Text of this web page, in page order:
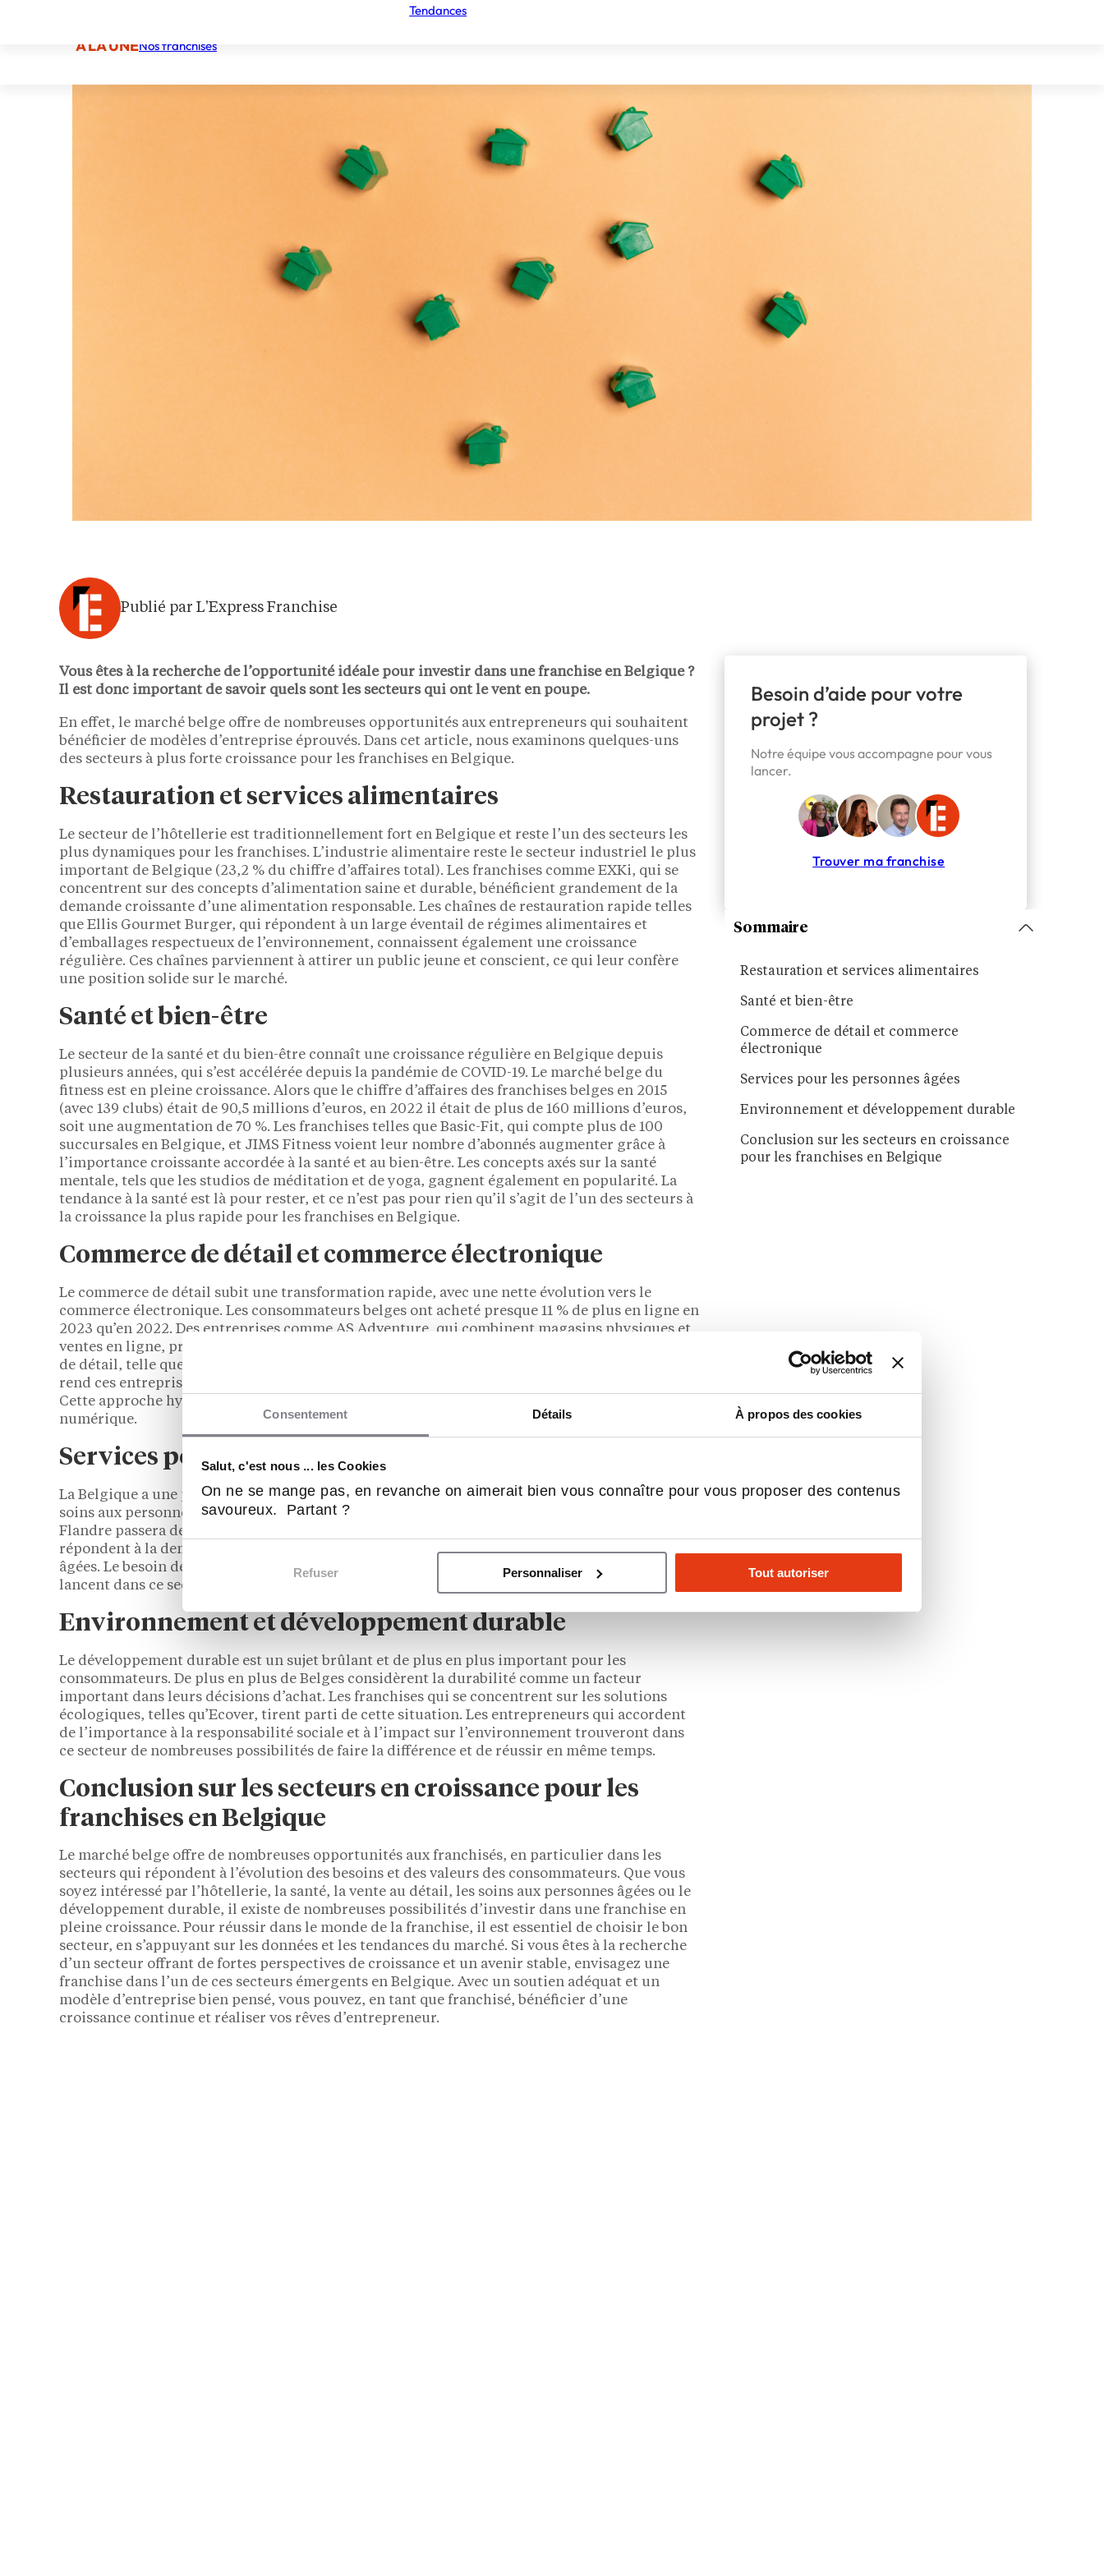
Consentement Détails À propos des cookies
Salut, c'est nous ... les Cookies
On ne se mange pas, en revanche on aimerait bien vous connaître pour vous proposer des contenus
savoureux. Partant ?
Refuser Personnaliser Tout autoriser
À LA UNENos franchises
Tendances
Publié par L'Express Franchise
Vous êtes à la recherche de l’opportunité idéale pour investir dans une franchise en Belgique ?
Il est donc important de savoir quels sont les secteurs qui ont le vent en poupe.
En effet, le marché belge offre de nombreuses opportunités aux entrepreneurs qui souhaitent
bénéficier de modèles d’entreprise éprouvés. Dans cet article, nous examinons quelques-uns
des secteurs à plus forte croissance pour les franchises en Belgique.
Restauration et services alimentaires
Le secteur de l’hôtellerie est traditionnellement fort en Belgique et reste l’un des secteurs les
plus dynamiques pour les franchises. L’industrie alimentaire reste le secteur industriel le plus
important de Belgique (23,2 % du chiffre d’affaires total). Les franchises comme EXKi, qui se
concentrent sur des concepts d’alimentation saine et durable, bénéficient grandement de la
demande croissante d’une alimentation responsable. Les chaînes de restauration rapide telles
que Ellis Gourmet Burger, qui répondent à un large éventail de régimes alimentaires et
d’emballages respectueux de l’environnement, connaissent également une croissance
régulière. Ces chaînes parviennent à attirer un public jeune et conscient, ce qui leur confère
une position solide sur le marché.
Santé et bien-être
Le secteur de la santé et du bien-être connaît une croissance régulière en Belgique depuis
plusieurs années, qui s’est accélérée depuis la pandémie de COVID-19. Le marché belge du
fitness est en pleine croissance. Alors que le chiffre d’affaires des franchises belges en 2015
(avec 139 clubs) était de 90,5 millions d’euros, en 2022 il était de plus de 160 millions d’euros,
soit une augmentation de 70 %. Les franchises telles que Basic-Fit, qui compte plus de 100
succursales en Belgique, et JIMS Fitness voient leur nombre d’abonnés augmenter grâce à
l’importance croissante accordée à la santé et au bien-être. Les concepts axés sur la santé
mentale, tels que les studios de méditation et de yoga, gagnent également en popularité. La
tendance à la santé est là pour rester, et ce n’est pas pour rien qu’il s’agit de l’un des secteurs à
la croissance la plus rapide pour les franchises en Belgique.
Commerce de détail et commerce électronique
Le commerce de détail subit une transformation rapide, avec une nette évolution vers le
commerce électronique. Les consommateurs belges ont acheté presque 11 % de plus en ligne en
2023 qu’en 2022. Des entreprises comme AS Adventure, qui combinent magasins physiques et
ventes en ligne, profitent de cette tendance. L’intégration de la technologie dans le commerce
de détail, telle que les services “click-and-collect” et les systèmes de paiement automatisés,
rend ces entreprises attrayantes pour les consommateurs comme pour les entrepreneurs.
Cette approche hybride donne aux entrepreneurs un avantage sur le marché de plus en plus
numérique.
Services pour les personnes âgées
La Belgique a une population vieillissante, ce qui offre des opportunités dans le secteur des
soins aux personnes âgées. D’ici 2030, le nombre de personnes âgées de plus de 65 ans en
Flandre passera de 1,2 million à 1,6 million. Les franchises telles que Home Instead Senior Care
répondent à la demande croissante de soins à domicile et de services d’aide aux personnes
âgées. Le besoin de soins personnels, fiables et de qualité est élevé, et les entrepreneurs qui se
lancent dans ce secteur peuvent compter sur une demande stable dans les décennies à venir.
Environnement et développement durable
Le développement durable est un sujet brûlant et de plus en plus important pour les
consommateurs. De plus en plus de Belges considèrent la durabilité comme un facteur
important dans leurs décisions d’achat. Les franchises qui se concentrent sur les solutions
écologiques, telles qu’Ecover, tirent parti de cette situation. Les entrepreneurs qui accordent
de l’importance à la responsabilité sociale et à l’impact sur l’environnement trouveront dans
ce secteur de nombreuses possibilités de faire la différence et de réussir en même temps.
Conclusion sur les secteurs en croissance pour les
franchises en Belgique
Le marché belge offre de nombreuses opportunités aux franchisés, en particulier dans les
secteurs qui répondent à l’évolution des besoins et des valeurs des consommateurs. Que vous
soyez intéressé par l’hôtellerie, la santé, la vente au détail, les soins aux personnes âgées ou le
développement durable, il existe de nombreuses possibilités d’investir dans une franchise en
pleine croissance. Pour réussir dans le monde de la franchise, il est essentiel de choisir le bon
secteur, en s’appuyant sur les données et les tendances du marché. Si vous êtes à la recherche
d’un secteur offrant de fortes perspectives de croissance et un avenir stable, envisagez une
franchise dans l’un de ces secteurs émergents en Belgique. Avec un soutien adéquat et un
modèle d’entreprise bien pensé, vous pouvez, en tant que franchisé, bénéficier d’une
croissance continue et réaliser vos rêves d’entrepreneur.
Besoin d’aide pour votre
projet ?
Notre équipe vous accompagne pour vous
lancer.
Trouver ma franchise
Sommaire
Restauration et services alimentaires
Santé et bien-être
Commerce de détail et commerce
électronique
Services pour les personnes âgées
Environnement et développement durable
Conclusion sur les secteurs en croissance
pour les franchises en Belgique